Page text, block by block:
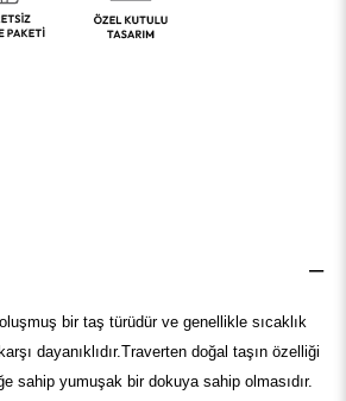
bir taş türüdür ve genellikle sıcaklık
dayanıklıdır.Traverten doğal taşın özelliği
sahip yumuşak bir dokuya sahip olmasıdır.